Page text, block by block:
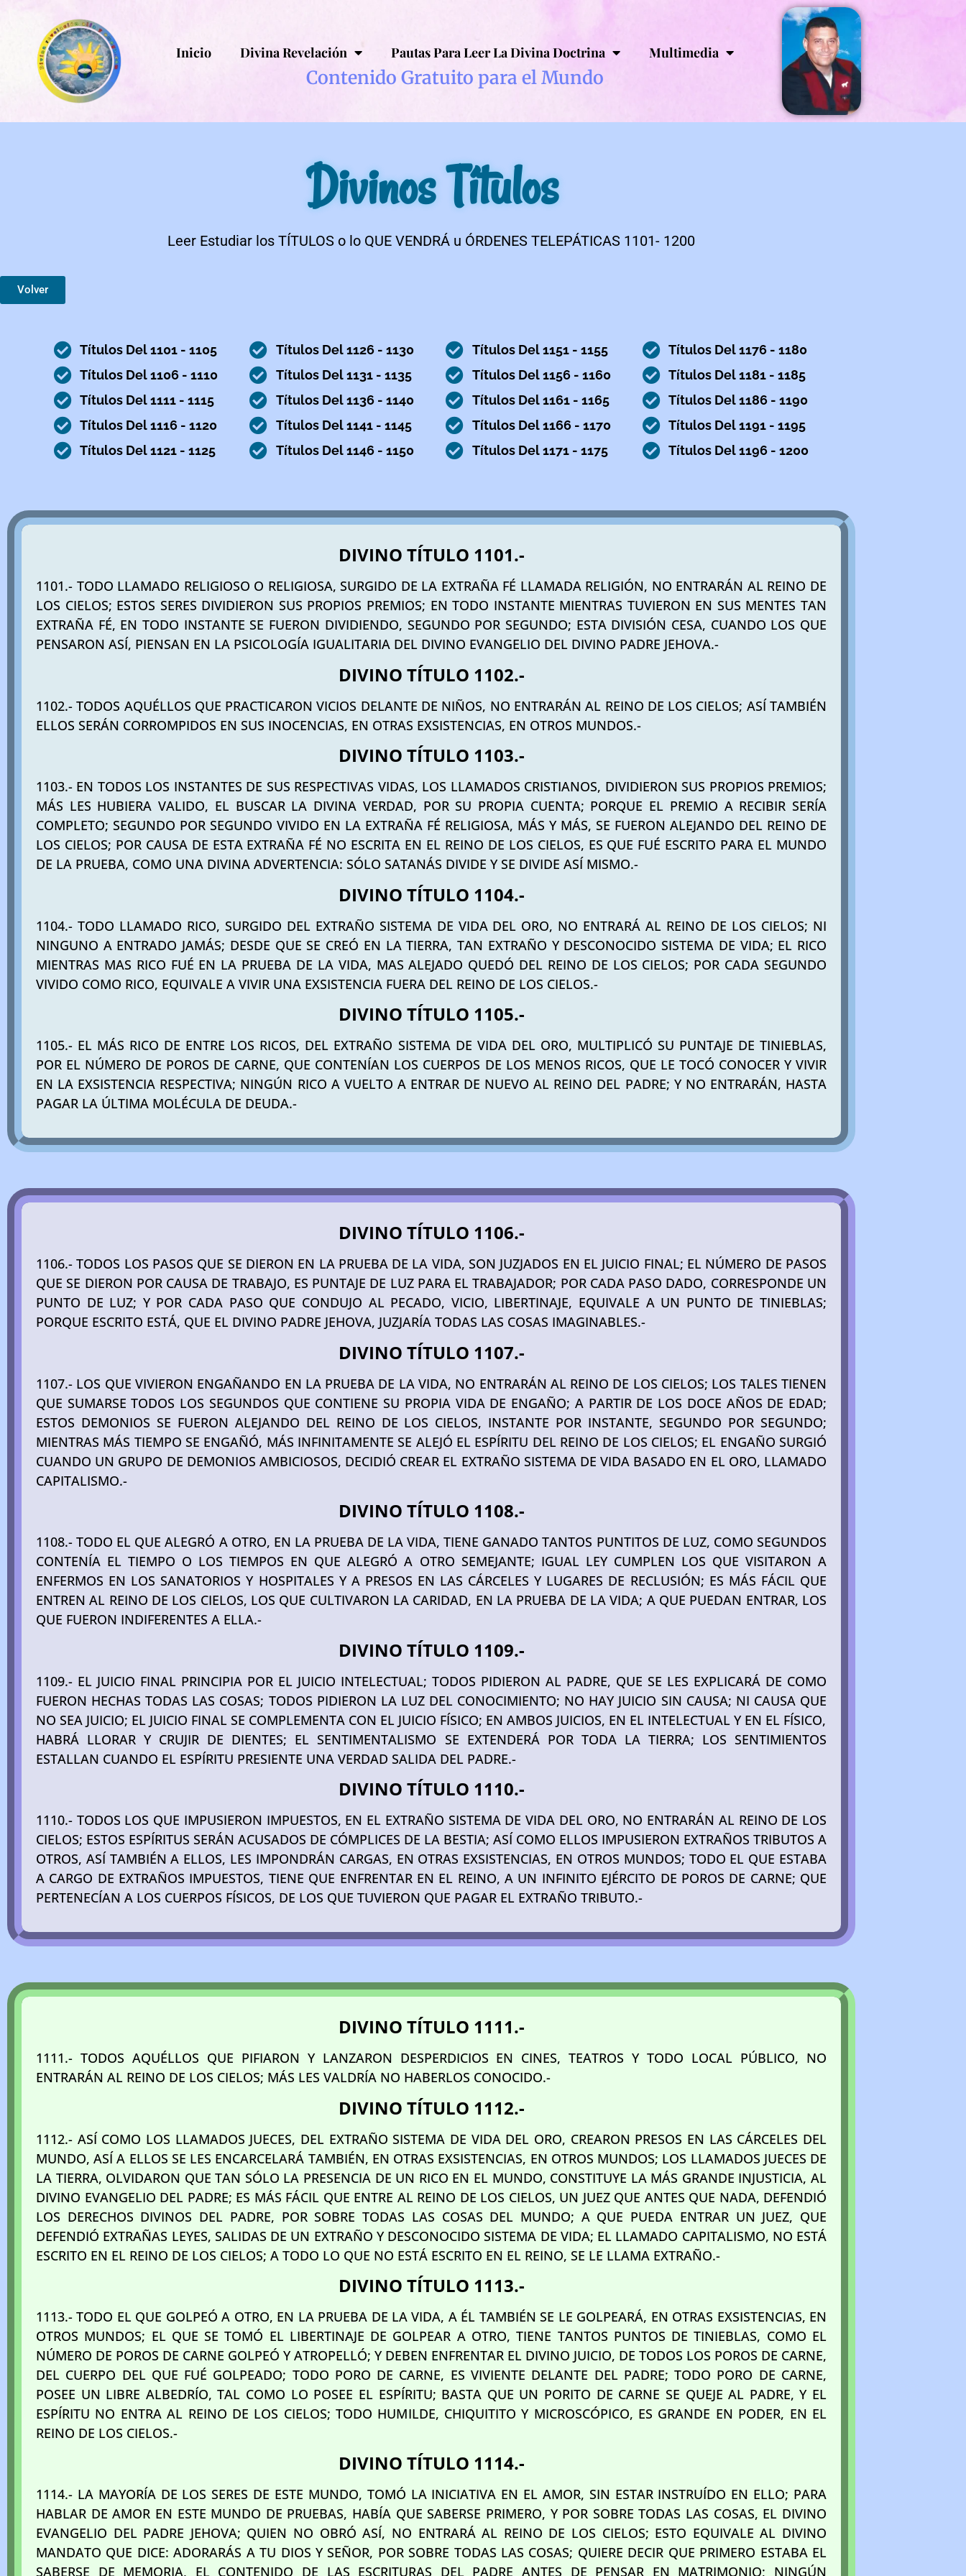
Inicio Divina Revelación Pautas Para Leer La Divina Doctrina Multimedia
Contenido Gratuito para el Mundo
Divinos Títulos
Leer Estudiar los TÍTULOS o lo QUE VENDRÁ u ÓRDENES TELEPÁTICAS 1101- 1200
Volver
Títulos Del 1101 - 1105
Títulos Del 1106 - 1110
Títulos Del 1111 - 1115
Títulos Del 1116 - 1120
Títulos Del 1121 - 1125
Títulos Del 1126 - 1130
Títulos Del 1131 - 1135
Títulos Del 1136 - 1140
Títulos Del 1141 - 1145
Títulos Del 1146 - 1150
Títulos Del 1151 - 1155
Títulos Del 1156 - 1160
Títulos Del 1161 - 1165
Títulos Del 1166 - 1170
Títulos Del 1171 - 1175
Títulos Del 1176 - 1180
Títulos Del 1181 - 1185
Títulos Del 1186 - 1190
Títulos Del 1191 - 1195
Títulos Del 1196 - 1200
DIVINO TÍTULO 1101.-
1101.- TODO LLAMADO RELIGIOSO O RELIGIOSA, SURGIDO DE LA EXTRAÑA FÉ LLAMADA RELIGIÓN, NO ENTRARÁN AL REINO DE
LOS CIELOS; ESTOS SERES DIVIDIERON SUS PROPIOS PREMIOS; EN TODO INSTANTE MIENTRAS TUVIERON EN SUS MENTES TAN
EXTRAÑA FÉ, EN TODO INSTANTE SE FUERON DIVIDIENDO, SEGUNDO POR SEGUNDO; ESTA DIVISIÓN CESA, CUANDO LOS QUE
PENSARON ASÍ, PIENSAN EN LA PSICOLOGÍA IGUALITARIA DEL DIVINO EVANGELIO DEL DIVINO PADRE JEHOVA.-
DIVINO TÍTULO 1102.-
1102.- TODOS AQUÉLLOS QUE PRACTICARON VICIOS DELANTE DE NIÑOS, NO ENTRARÁN AL REINO DE LOS CIELOS; ASÍ TAMBIÉN
ELLOS SERÁN CORROMPIDOS EN SUS INOCENCIAS, EN OTRAS EXSISTENCIAS, EN OTROS MUNDOS.-
DIVINO TÍTULO 1103.-
1103.- EN TODOS LOS INSTANTES DE SUS RESPECTIVAS VIDAS, LOS LLAMADOS CRISTIANOS, DIVIDIERON SUS PROPIOS PREMIOS;
MÁS LES HUBIERA VALIDO, EL BUSCAR LA DIVINA VERDAD, POR SU PROPIA CUENTA; PORQUE EL PREMIO A RECIBIR SERÍA
COMPLETO; SEGUNDO POR SEGUNDO VIVIDO EN LA EXTRAÑA FÉ RELIGIOSA, MÁS Y MÁS, SE FUERON ALEJANDO DEL REINO DE
LOS CIELOS; POR CAUSA DE ESTA EXTRAÑA FÉ NO ESCRITA EN EL REINO DE LOS CIELOS, ES QUE FUÉ ESCRITO PARA EL MUNDO
DE LA PRUEBA, COMO UNA DIVINA ADVERTENCIA: SÓLO SATANÁS DIVIDE Y SE DIVIDE ASÍ MISMO.-
DIVINO TÍTULO 1104.-
1104.- TODO LLAMADO RICO, SURGIDO DEL EXTRAÑO SISTEMA DE VIDA DEL ORO, NO ENTRARÁ AL REINO DE LOS CIELOS; NI
NINGUNO A ENTRADO JAMÁS; DESDE QUE SE CREÓ EN LA TIERRA, TAN EXTRAÑO Y DESCONOCIDO SISTEMA DE VIDA; EL RICO
MIENTRAS MAS RICO FUÉ EN LA PRUEBA DE LA VIDA, MAS ALEJADO QUEDÓ DEL REINO DE LOS CIELOS; POR CADA SEGUNDO
VIVIDO COMO RICO, EQUIVALE A VIVIR UNA EXSISTENCIA FUERA DEL REINO DE LOS CIELOS.-
DIVINO TÍTULO 1105.-
1105.- EL MÁS RICO DE ENTRE LOS RICOS, DEL EXTRAÑO SISTEMA DE VIDA DEL ORO, MULTIPLICÓ SU PUNTAJE DE TINIEBLAS,
POR EL NÚMERO DE POROS DE CARNE, QUE CONTENÍAN LOS CUERPOS DE LOS MENOS RICOS, QUE LE TOCÓ CONOCER Y VIVIR
EN LA EXSISTENCIA RESPECTIVA; NINGÚN RICO A VUELTO A ENTRAR DE NUEVO AL REINO DEL PADRE; Y NO ENTRARÁN, HASTA
PAGAR LA ÚLTIMA MOLÉCULA DE DEUDA.-
DIVINO TÍTULO 1106.-
1106.- TODOS LOS PASOS QUE SE DIERON EN LA PRUEBA DE LA VIDA, SON JUZJADOS EN EL JUICIO FINAL; EL NÚMERO DE PASOS
QUE SE DIERON POR CAUSA DE TRABAJO, ES PUNTAJE DE LUZ PARA EL TRABAJADOR; POR CADA PASO DADO, CORRESPONDE UN
PUNTO DE LUZ; Y POR CADA PASO QUE CONDUJO AL PECADO, VICIO, LIBERTINAJE, EQUIVALE A UN PUNTO DE TINIEBLAS;
PORQUE ESCRITO ESTÁ, QUE EL DIVINO PADRE JEHOVA, JUZJARÍA TODAS LAS COSAS IMAGINABLES.-
DIVINO TÍTULO 1107.-
1107.- LOS QUE VIVIERON ENGAÑANDO EN LA PRUEBA DE LA VIDA, NO ENTRARÁN AL REINO DE LOS CIELOS; LOS TALES TIENEN
QUE SUMARSE TODOS LOS SEGUNDOS QUE CONTIENE SU PROPIA VIDA DE ENGAÑO; A PARTIR DE LOS DOCE AÑOS DE EDAD;
ESTOS DEMONIOS SE FUERON ALEJANDO DEL REINO DE LOS CIELOS, INSTANTE POR INSTANTE, SEGUNDO POR SEGUNDO;
MIENTRAS MÁS TIEMPO SE ENGAÑÓ, MÁS INFINITAMENTE SE ALEJÓ EL ESPÍRITU DEL REINO DE LOS CIELOS; EL ENGAÑO SURGIÓ
CUANDO UN GRUPO DE DEMONIOS AMBICIOSOS, DECIDIÓ CREAR EL EXTRAÑO SISTEMA DE VIDA BASADO EN EL ORO, LLAMADO
CAPITALISMO.-
DIVINO TÍTULO 1108.-
1108.- TODO EL QUE ALEGRÓ A OTRO, EN LA PRUEBA DE LA VIDA, TIENE GANADO TANTOS PUNTITOS DE LUZ, COMO SEGUNDOS
CONTENÍA EL TIEMPO O LOS TIEMPOS EN QUE ALEGRÓ A OTRO SEMEJANTE; IGUAL LEY CUMPLEN LOS QUE VISITARON A
ENFERMOS EN LOS SANATORIOS Y HOSPITALES Y A PRESOS EN LAS CÁRCELES Y LUGARES DE RECLUSIÓN; ES MÁS FÁCIL QUE
ENTREN AL REINO DE LOS CIELOS, LOS QUE CULTIVARON LA CARIDAD, EN LA PRUEBA DE LA VIDA; A QUE PUEDAN ENTRAR, LOS
QUE FUERON INDIFERENTES A ELLA.-
DIVINO TÍTULO 1109.-
1109.- EL JUICIO FINAL PRINCIPIA POR EL JUICIO INTELECTUAL; TODOS PIDIERON AL PADRE, QUE SE LES EXPLICARÁ DE COMO
FUERON HECHAS TODAS LAS COSAS; TODOS PIDIERON LA LUZ DEL CONOCIMIENTO; NO HAY JUICIO SIN CAUSA; NI CAUSA QUE
NO SEA JUICIO; EL JUICIO FINAL SE COMPLEMENTA CON EL JUICIO FÍSICO; EN AMBOS JUICIOS, EN EL INTELECTUAL Y EN EL FÍSICO,
HABRÁ LLORAR Y CRUJIR DE DIENTES; EL SENTIMENTALISMO SE EXTENDERÁ POR TODA LA TIERRA; LOS SENTIMIENTOS
ESTALLAN CUANDO EL ESPÍRITU PRESIENTE UNA VERDAD SALIDA DEL PADRE.-
DIVINO TÍTULO 1110.-
1110.- TODOS LOS QUE IMPUSIERON IMPUESTOS, EN EL EXTRAÑO SISTEMA DE VIDA DEL ORO, NO ENTRARÁN AL REINO DE LOS
CIELOS; ESTOS ESPÍRITUS SERÁN ACUSADOS DE CÓMPLICES DE LA BESTIA; ASÍ COMO ELLOS IMPUSIERON EXTRAÑOS TRIBUTOS A
OTROS, ASÍ TAMBIÉN A ELLOS, LES IMPONDRÁN CARGAS, EN OTRAS EXSISTENCIAS, EN OTROS MUNDOS; TODO EL QUE ESTABA
A CARGO DE EXTRAÑOS IMPUESTOS, TIENE QUE ENFRENTAR EN EL REINO, A UN INFINITO EJÉRCITO DE POROS DE CARNE; QUE
PERTENECÍAN A LOS CUERPOS FÍSICOS, DE LOS QUE TUVIERON QUE PAGAR EL EXTRAÑO TRIBUTO.-
DIVINO TÍTULO 1111.-
1111.- TODOS AQUÉLLOS QUE PIFIARON Y LANZARON DESPERDICIOS EN CINES, TEATROS Y TODO LOCAL PÚBLICO, NO
ENTRARÁN AL REINO DE LOS CIELOS; MÁS LES VALDRÍA NO HABERLOS CONOCIDO.-
DIVINO TÍTULO 1112.-
1112.- ASÍ COMO LOS LLAMADOS JUECES, DEL EXTRAÑO SISTEMA DE VIDA DEL ORO, CREARON PRESOS EN LAS CÁRCELES DEL
MUNDO, ASÍ A ELLOS SE LES ENCARCELARÁ TAMBIÉN, EN OTRAS EXSISTENCIAS, EN OTROS MUNDOS; LOS LLAMADOS JUECES DE
LA TIERRA, OLVIDARON QUE TAN SÓLO LA PRESENCIA DE UN RICO EN EL MUNDO, CONSTITUYE LA MÁS GRANDE INJUSTICIA, AL
DIVINO EVANGELIO DEL PADRE; ES MÁS FÁCIL QUE ENTRE AL REINO DE LOS CIELOS, UN JUEZ QUE ANTES QUE NADA, DEFENDIÓ
LOS DERECHOS DIVINOS DEL PADRE, POR SOBRE TODAS LAS COSAS DEL MUNDO; A QUE PUEDA ENTRAR UN JUEZ, QUE
DEFENDIÓ EXTRAÑAS LEYES, SALIDAS DE UN EXTRAÑO Y DESCONOCIDO SISTEMA DE VIDA; EL LLAMADO CAPITALISMO, NO ESTÁ
ESCRITO EN EL REINO DE LOS CIELOS; A TODO LO QUE NO ESTÁ ESCRITO EN EL REINO, SE LE LLAMA EXTRAÑO.-
DIVINO TÍTULO 1113.-
1113.- TODO EL QUE GOLPEÓ A OTRO, EN LA PRUEBA DE LA VIDA, A ÉL TAMBIÉN SE LE GOLPEARÁ, EN OTRAS EXSISTENCIAS, EN
OTROS MUNDOS; EL QUE SE TOMÓ EL LIBERTINAJE DE GOLPEAR A OTRO, TIENE TANTOS PUNTOS DE TINIEBLAS, COMO EL
NÚMERO DE POROS DE CARNE GOLPEÓ Y ATROPELLÓ; Y DEBEN ENFRENTAR EL DIVINO JUICIO, DE TODOS LOS POROS DE CARNE,
DEL CUERPO DEL QUE FUÉ GOLPEADO; TODO PORO DE CARNE, ES VIVIENTE DELANTE DEL PADRE; TODO PORO DE CARNE,
POSEE UN LIBRE ALBEDRÍO, TAL COMO LO POSEE EL ESPÍRITU; BASTA QUE UN PORITO DE CARNE SE QUEJE AL PADRE, Y EL
ESPÍRITU NO ENTRA AL REINO DE LOS CIELOS; TODO HUMILDE, CHIQUITITO Y MICROSCÓPICO, ES GRANDE EN PODER, EN EL
REINO DE LOS CIELOS.-
DIVINO TÍTULO 1114.-
1114.- LA MAYORÍA DE LOS SERES DE ESTE MUNDO, TOMÓ LA INICIATIVA EN EL AMOR, SIN ESTAR INSTRUÍDO EN ELLO; PARA
HABLAR DE AMOR EN ESTE MUNDO DE PRUEBAS, HABÍA QUE SABERSE PRIMERO, Y POR SOBRE TODAS LAS COSAS, EL DIVINO
EVANGELIO DEL PADRE JEHOVA; QUIEN NO OBRÓ ASÍ, NO ENTRARÁ AL REINO DE LOS CIELOS; ESTO EQUIVALE AL DIVINO
MANDATO QUE DICE: ADORARÁS A TU DIOS Y SEÑOR, POR SOBRE TODAS LAS COSAS; QUIERE DECIR QUE PRIMERO ESTABA EL
SABERSE DE MEMORIA, EL CONTENIDO DE LAS ESCRITURAS DEL PADRE ANTES DE PENSAR EN MATRIMONIO; NINGÚN